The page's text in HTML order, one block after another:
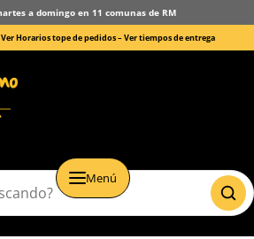
a domingo en 11 comunas de RM
Horarios tope de pedidos –Ver tiempos de entrega
Menú